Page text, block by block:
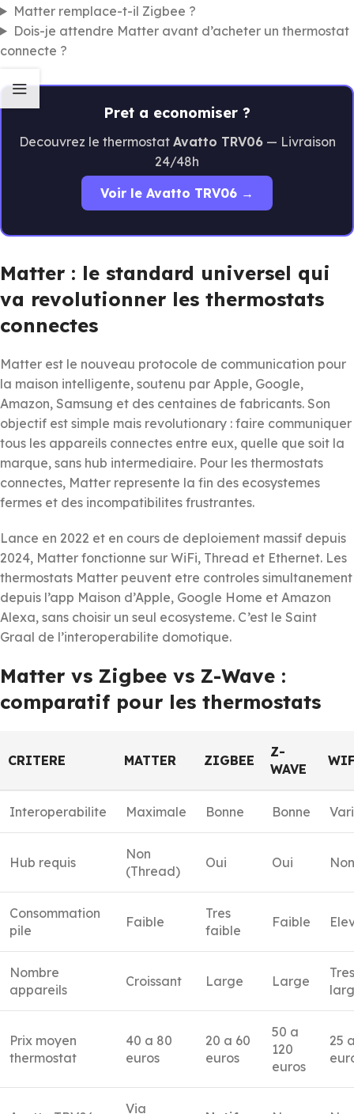
Matter remplace-t-il Zigbee ?
Dois-je attendre Matter avant d’acheter un thermostat
connecte ?
Pret a economiser ?
Decouvrez le thermostat Avatto TRV06— Livraison
24/48h
Voir le Avatto TRV06 →
Matter : le standard universel qui
va revolutionner les thermostats
connectes
Matter est le nouveau protocole de communication pour
la maison intelligente, soutenu par Apple, Google,
Amazon, Samsung et des centaines de fabricants. Son
objectif est simple mais revolutionary : faire communiquer
tous les appareils connectes entre eux, quelle que soit la
marque, sans hub intermediaire. Pour les thermostats
connectes, Matter represente la fin des ecosystemes
fermes et des incompatibilites frustrantes.
Lance en 2022 et en cours de deploiement massif depuis
2024, Matter fonctionne sur WiFi, Thread et Ethernet. Les
thermostats Matter peuvent etre controles simultanement
depuis l’app Maison d’Apple, Google Home et Amazon
Alexa, sans choisir un seul ecosysteme. C’est le Saint
Graal de l’interoperabilite domotique.
Matter vs Zigbee vs Z-Wave :
comparatif pour les thermostats
CRITERE MATTER ZIGBEE
Z-
WAVE
Interoperabilite Maximale Bonne Bonne
Hub requis
Non
(Thread)
Oui Oui Non
Consommation
pile
Faible
Tres
faible
Faible
Nombre
appareils
Croissant Large Large
Tres
Prix moyen
thermostat
40 a 80
euros
20 a 60
euros
50 a
120
euros
25
Via